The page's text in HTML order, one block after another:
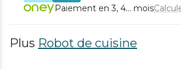
Paiement en 3, 4... mois
Plus Robot de cuisine